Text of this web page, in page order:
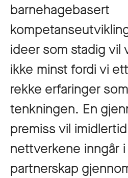
barnehagebasert
ideer som stadig
ikke minst fordi vi
rekke erfaringer
tenkningen. En
premiss vil
nettverkene inngår
partnerskap